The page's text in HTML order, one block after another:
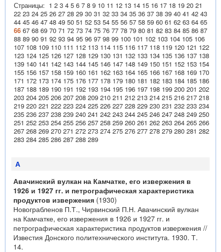
Страницы: 1 2 3 4 5 6 7 8 9 10 11 12 13 14 15 16 17 18 19 20 21
22 23 24 25 26 27 28 29 30 31 32 33 34 35 36 37 38 39 40 41 42 43
44 45 46 47 48 49 50 51 52 53 54 55 56 57 58 59 60 61 62 63 64 65
66 67 68 69 70 71 72 73 74 75 76 77 78 79 80 81 82 83 84 85 86 87
88 89 90 91 92 93 94 95 96 97 98 99 100 101 102 103 104 105 106
107 108 109 110 111 112 113 114 115 116 117 118 119 120 121 122
123 124 125 126 127 128 129 130 131 132 133 134 135 136 137 138
139 140 141 142 143 144 145 146 147 148 149 150 151 152 153 154
155 156 157 158 159 160 161 162 163 164 165 166 167 168 169 170
171 172 173 174 175 176 177 178 179 180 181 182 183 184 185 186
187 188 189 190 191 192 193 194 195 196 197 198 199 200 201 202
203 204 205 206 207 208 209 210 211 212 213 214 215 216 217 218
219 220 221 222 223 224 225 226 227 228 229 230 231 232 233 234
235 236 237 238 239 240 241 242 243 244 245 246 247 248 249 250
251 252 253 254 255 256 257 258 259 260 261 262 263 264 265 266
267 268 269 270 271 272 273 274 275 276 277 278 279 280 281 282
283 284 285 286 287 288 289
А
Авачинский вулкан на Камчатке, его извержения в
1926 и 1927 гг. и петрографическая характеристика
продуктов извержения (1930)
Новограбленов П.Т., Чирвинский П.Н. Авачинский вулкан
на Камчатке, его извержения в 1926 и 1927 гг. и
петрографическая характеристика продуктов извержения //
Известия Донского политехнического института. 1930. Т.
14.